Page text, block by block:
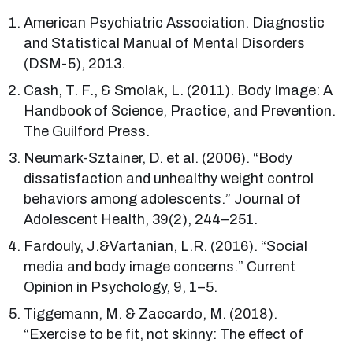
American Psychiatric Association. Diagnostic
and Statistical Manual of Mental Disorders
(DSM-5), 2013.
Cash, T. F., & Smolak, L. (2011). Body Image: A
Handbook of Science, Practice, and Prevention.
The Guilford Press.
Neumark-Sztainer, D. et al. (2006). “Body
dissatisfaction and unhealthy weight control
behaviors among adolescents.” Journal of
Adolescent Health, 39(2), 244–251.
Fardouly, J.&Vartanian, L.R. (2016). “Social
media and body image concerns.” Current
Opinion in Psychology, 9, 1–5.
Tiggemann, M. & Zaccardo, M. (2018).
“Exercise to be fit, not skinny: The effect of